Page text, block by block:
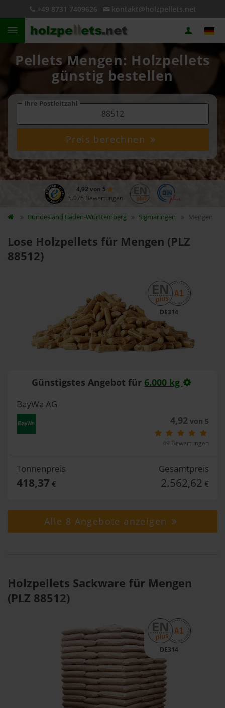
+49 8731 7409626 kontakt@holzpellets.net
Pellets Mengen: Holzpellets
günstig bestellen
Ihre Postleitzahl
Preis berechnen
4,92 von 5
5.076 Bewertungen
Bundesland Baden-Württemberg Sigmaringen Mengen
Lose Holzpellets für Mengen (PLZ
88512)
DE314
Günstigstes Angebot für 6.000 kg
BayWa AG
4,92von 5
49 Bewertungen
Tonnenpreis
418,37 €
Gesamtpreis
2.562,62 €
Alle 8 Angebote anzeigen
Holzpellets Sackware für Mengen
(PLZ 88512)
DE314